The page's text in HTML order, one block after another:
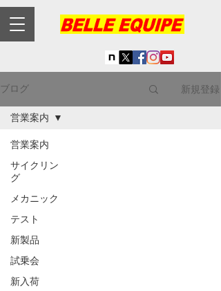
ブログ 新規登録
営業案内
サイクリン
グ
メカニック
テスト
新製品
試乗会
新入荷
営業案内